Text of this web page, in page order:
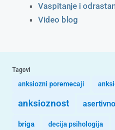
Vaspitanje i
Video blog
Tagovi
anksiozni poremecaji
anksioznost
briga decija psihologija